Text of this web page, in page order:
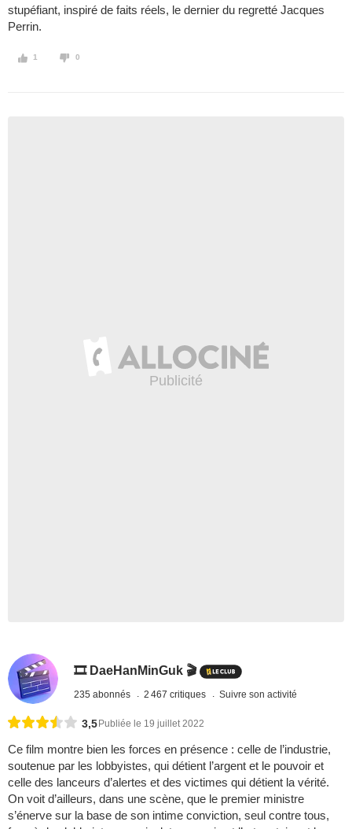
stupéfiant, inspiré de faits réels, le dernier du regretté Jacques
Perrin.
1 0
🎞️ DaeHanMinGuk 🎬
235 abonnés 2 467 critiques Suivre son activité
3,5 Publiée le 19 juillet 2022
Ce film montre bien les forces en présence : celle de l’industrie,
soutenue par les lobbyistes, qui détient l’argent et le pouvoir et
celle des lanceurs d’alertes et des victimes qui détient la vérité.
On voit d’ailleurs, dans une scène, que le premier ministre
s’énerve sur la base de son intime conviction, seul contre tous,